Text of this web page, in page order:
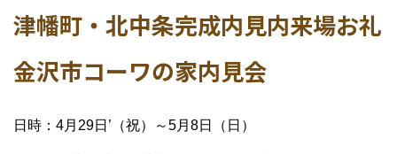
津幡町・北中条完成内見内来場お礼
金沢市コーワの家内見会
日時：4月29日’（祝）～5月8日（日）